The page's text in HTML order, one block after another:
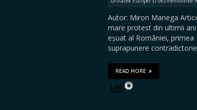
Autor: Miron Manega
mare protest din ultimii
eșuat al României, primea
suprapunere
READ MORE